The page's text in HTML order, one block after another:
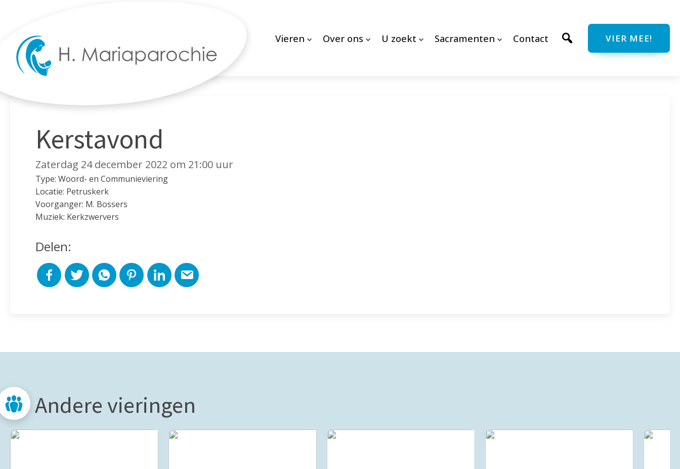
Vieren Over ons U zoekt Sacramenten Contact VIER MEE!
Kerstavond
Zaterdag 24 december 2022 om 21:00 uur
Type: Woord- en Communieviering
Locatie: Petruskerk
Voorganger: M. Bossers
Muziek: Kerkzwervers
Delen:
Andere vieringen